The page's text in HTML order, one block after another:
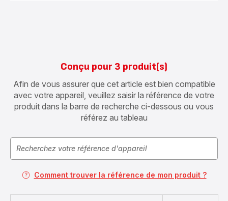
Conçu pour 3 produit(s)
Afin de vous assurer que cet article est bien compatible
avec votre appareil, veuillez saisir la référence de votre
produit dans la barre de recherche ci-dessous ou vous
référez au tableau
Comment trouver la référence de mon produit ?